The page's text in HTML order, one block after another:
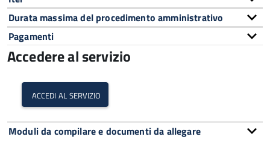
Durata massima del procedimento amministrativo
Pagamenti
Accedere al servizio
accedi al servizio
Moduli da compilare e documenti da allegare